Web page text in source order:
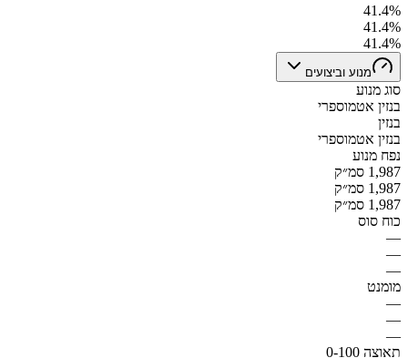
41.4%
41.4%
41.4%
מנוע וביצועים
סוג מנוע
בנזין אטמוספרי
בנזין
בנזין אטמוספרי
נפח מנוע
1,987 סמ״ק
1,987 סמ״ק
1,987 סמ״ק
כוח סוס
—
—
—
מומנט
—
—
—
תאוצה 0-100